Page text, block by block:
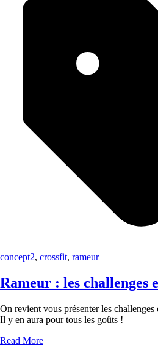
concept2, crossfit, rameur
Rameur : les challenges
On revient vous présenter les
Il y en aura pour tous les goûts !
Read More